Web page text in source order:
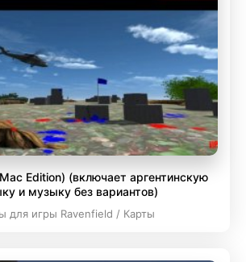
Edition) (включает аргентинскую
и музыку без вариантов)
для игры Ravenfield / Карты